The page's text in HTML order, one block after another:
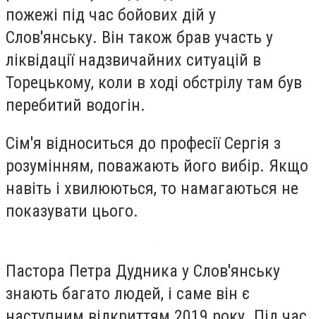
пожежі під час бойових дій у
Слов'янську. Він також брав участь у
ліквідації надзвичайних ситуацій в
Торецькому, коли в ході обстрілу там був
перебитий водогін.
Сім'я відноситься до професії Сергія з
розумінням, поважають його вибір. Якщо
навіть і хвилюються, то намагаються не
показувати цього.
Пастора Петра Дудника у Слов'янську
знають багато людей, і саме він є